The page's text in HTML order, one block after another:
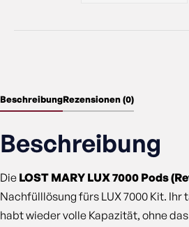
BeschreibungRezensionen (0)
Beschreibung
Die LOST MARY LUX 7000 Pods
Nachfülllösung fürs LUX 7000 Kit. Ihr
habt wieder volle Kapazität, ohne